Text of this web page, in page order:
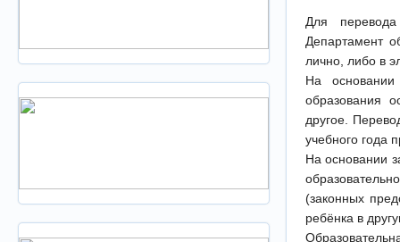
Для
Департамент
лично, либо в
На основании
образования
другое.
учебного года
На основании
(законных
ребёнка в